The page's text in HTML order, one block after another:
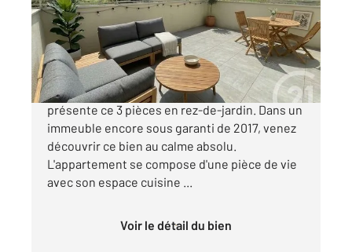
Appartement F3 à vendre
300 000 €
LYON 3EME / MONCHAT Century 21 vous
présente ce 3 pièces en rez-de-jardin. Dans un
immeuble encore sous garanti de 2017, venez
découvrir ce bien au calme absolu.
L'appartement se compose d'une pièce de vie
avec son espace cuisine ...
Voir le détail du bien